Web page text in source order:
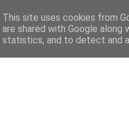
This site uses cookies from
are shared with Google
statistics, and to detect and